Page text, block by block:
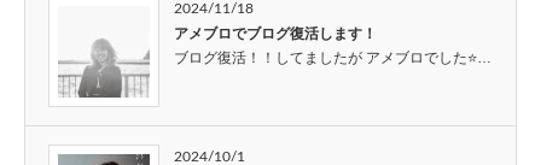
2024/11/18
アメブロでブログ復活します！
ブログ復活！！してましたが アメブロでした⭐…
2024/10/1